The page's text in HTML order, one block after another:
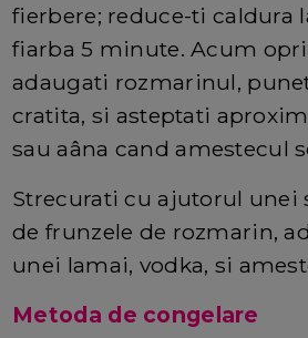
fierbere; reduce-ti caldura
fiarba 5 minute. Acum
adaugati rozmarinul,
cratita, si asteptati
sau aâna cand amestecul
Strecurati cu ajutorul unei
de frunzele de rozmarin,
unei lamai, vodka, si
Metoda de congelare